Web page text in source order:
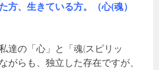
方、生きている方。（心(魂）
達の「心」と「魂(スピリッ
がらも、独立した存在ですが、